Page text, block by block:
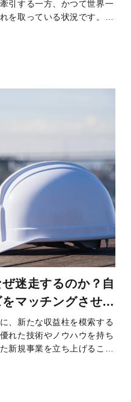
引する一方、かつて世界一
を取っている状況です。昨
メートル（nm）のチップ
メー
迷走するのか？自
マッチングさせる
の声」と「当事者
、新たな収益柱を模索する
れた技術やノウハウを持ち
新規事業を立ち上げること
ん。IoT化やデジタル技術
られるよ